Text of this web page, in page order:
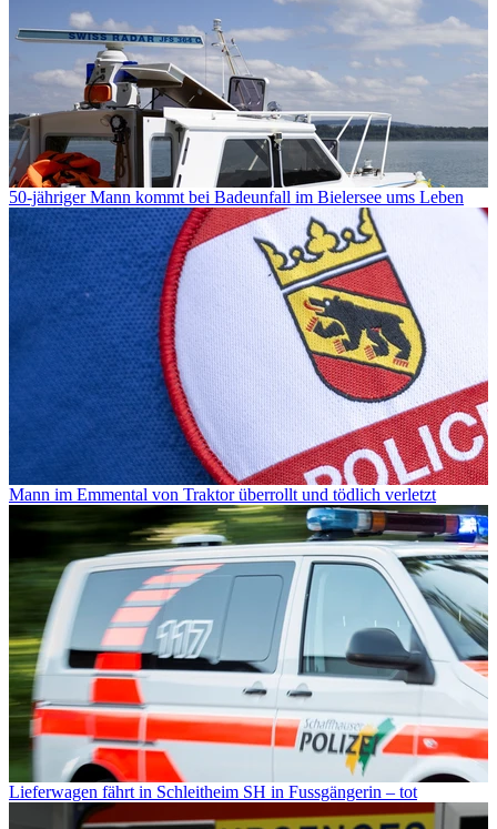
50-jähriger Mann kommt bei Badeunfall im Bielersee ums Leben
Mann im Emmental von Traktor überrollt und tödlich verletzt
Lieferwagen fährt in Schleitheim SH in Fussgängerin – tot